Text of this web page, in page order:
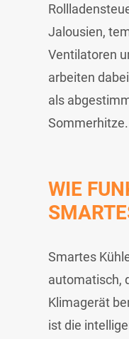
Jalousien,
Ventilatoren
arbeiten
als
Sommerhitze.
WIE
Smartes
automatisch,
Klimagerät
ist die